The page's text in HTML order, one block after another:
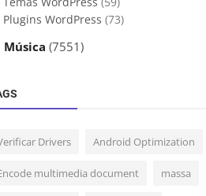
Plugins WordPress (73)
Música (7551)
Drivers Android Optimization
multimedia document massa